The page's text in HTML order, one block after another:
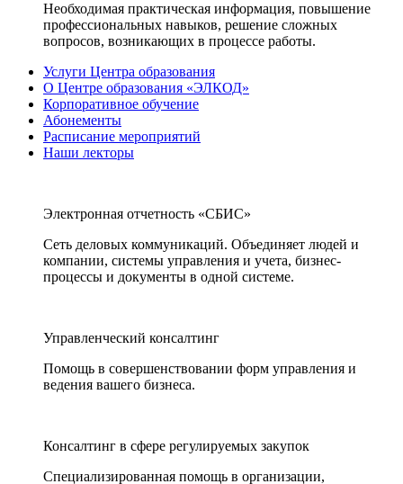
Необходимая практическая информация, повышение
профессиональных навыков, решение сложных
вопросов, возникающих в процессе работы.
Услуги Центра образования
О Центре образования «ЭЛКОД»
Корпоративное обучение
Абонементы
Расписание мероприятий
Наши лекторы
Электронная отчетность «СБИС»
Сеть деловых коммуникаций. Объединяет людей и
компании, системы управления и учета, бизнес-
процессы и документы в одной системе.
Управленческий консалтинг
Помощь в совершенствовании форм управления и
ведения вашего бизнеса.
Консалтинг в сфере регулируемых закупок
Специализированная помощь в организации,